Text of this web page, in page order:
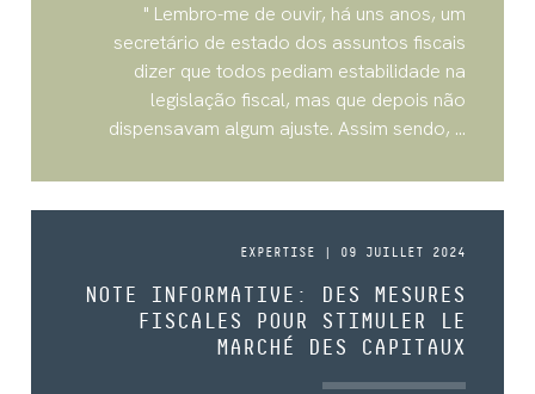
" Lembro-me de ouvir, há uns anos, um
secretário de estado dos assuntos fiscais
dizer que todos pediam estabilidade na
legislação fiscal, mas que depois não
dispensavam algum ajuste. Assim sendo, ...
EXPERTISE | 09 JUILLET 2024
NOTE INFORMATIVE: DES MESURES
FISCALES POUR STIMULER LE
MARCHÉ DES CAPITAUX